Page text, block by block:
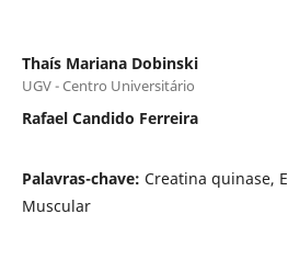
Thaís Mariana Dobinski
UGV - Centro Universitário
Rafael Candido Ferreira
Palavras-chave: Creatina quinase,
Muscular